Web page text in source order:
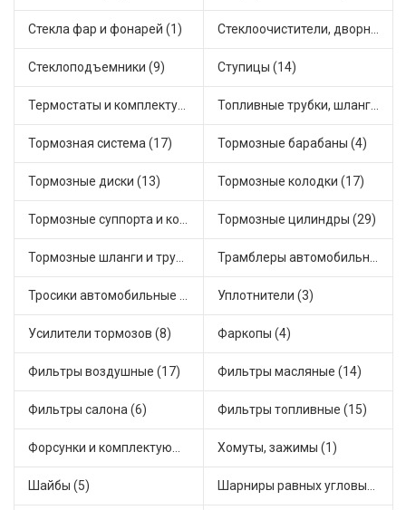
Стекла фар и фонарей (1) Стеклоочистители, дворники (2)
Стеклоподъемники (9) Ступицы (14)
Термостаты и комплектующие системы охлаждения (60) Топливные трубки, шланги, магистрали и рампы (4)
Тормозная система (17) Тормозные барабаны (4)
Тормозные диски (13) Тормозные колодки (17)
Тормозные суппорта и комплектующие (3) Тормозные цилиндры (29)
Тормозные шланги и трубки (7) Трамблеры автомобильные (18)
Тросики автомобильные (20) Уплотнители (3)
Усилители тормозов (8) Фаркопы (4)
Фильтры воздушные (17) Фильтры масляные (14)
Фильтры салона (6) Фильтры топливные (15)
Форсунки и комплектующие (2) Хомуты, зажимы (1)
Шайбы (5) Шарниры равных угловых скоростей, приводные валы (16)